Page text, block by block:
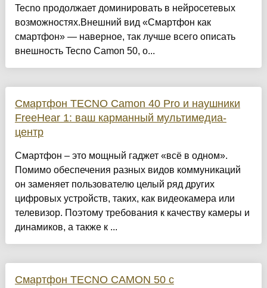
Tecno продолжает доминировать в нейросетевых
возможностях.Внешний вид «Смартфон как
смартфон» — наверное, так лучше всего описать
внешность Tecno Camon 50, о...
Смартфон TECNO Camon 40 Pro и наушники
FreeHear 1: ваш карманный мультимедиа-
центр
Смартфон – это мощный гаджет «всё в одном».
Помимо обеспечения разных видов коммуникаций
он заменяет пользователю целый ряд других
цифровых устройств, таких, как видеокамера или
телевизор. Поэтому требования к качеству камеры и
динамиков, а также к ...
Смартфон TECNO CAMON 50 c